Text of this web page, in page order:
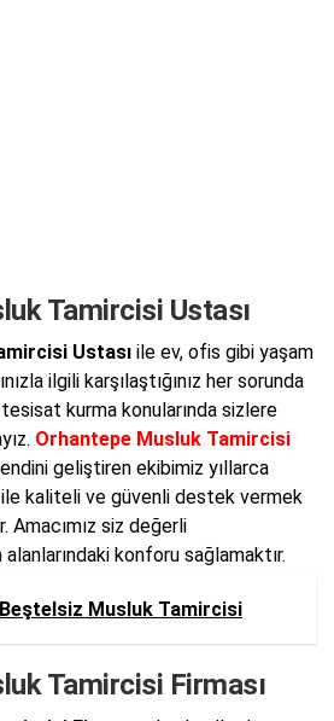
Tamircisi Ustası
Ustası ile ev, ofis gibi yaşam
ilgili karşılaştığınız her sorunda
kurma konularında sizlere
Orhantepe Musluk Tamircisi
geliştiren ekibimiz yıllarca
kaliteli ve güvenli destek vermek
Amacımız siz değerli
konforu sağlamaktır.
Beştelsiz Musluk Tamircisi
Tamircisi Firması